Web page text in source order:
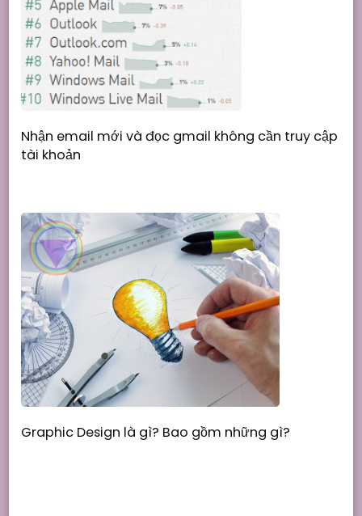
Nhận email mới và đọc gmail không cần truy cập
tài khoản
Graphic Design là gì? Bao gồm những gì?